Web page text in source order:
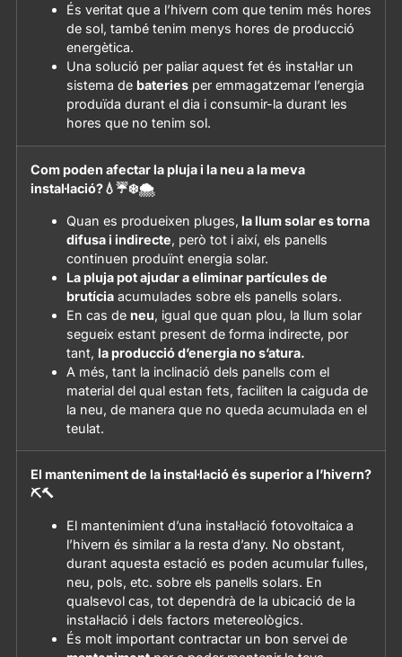
És veritat que a l’hivern com que tenim més hores
de sol, també tenim menys hores de producció
energètica.
Una solució per paliar aquest fet és instal·lar un
sistema de bateriesper emmagatzemar l’energia
produïda durant el dia i consumir-la durant les
hores que no tenim sol.
Com poden afectar la pluja i la neu a la meva
instal·lació?💧☔❄️🌨️
Quan es produeixen pluges, la llum solar es torna
difusa i indirecte, però tot i així, els panells
continuen produïnt energia solar.
La pluja pot ajudar a eliminar partícules de
brutíciaacumulades sobre els panells solars.
En cas de neu, igual que quan plou, la llum solar
segueix estant present de forma indirecte, por
tant, la producció d’energia no s’atura.
A més, tant la inclinació dels panells com el
material del qual estan fets, faciliten la caiguda de
la neu, de manera que no queda acumulada en el
teulat.
El manteniment de la instal·lació és superior a l’hivern?
⛏️🔨
El mantenimient d’una instal·lació fotovoltaica a
l’hivern és similar a la resta d’any. No obstant,
durant aquesta estació es poden acumular fulles,
neu, pols, etc. sobre els panells solars. En
qualsevol cas, tot dependrà de la ubicació de la
instal·lació i dels factors metereològics.
És molt important contractar un bon servei de